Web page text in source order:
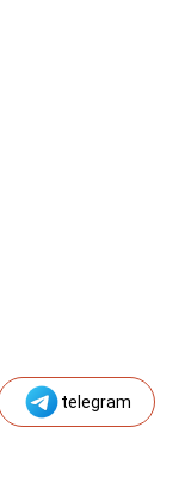
telegram